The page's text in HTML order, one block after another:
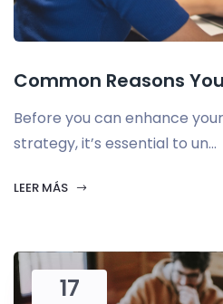
Common Reasons
Before you can enhance
strategy, it’s essential to un...
LEER MÁS
17